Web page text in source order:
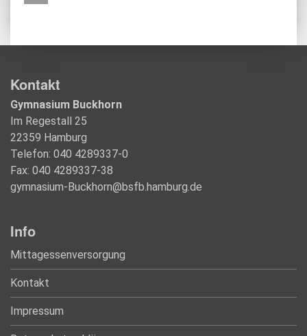
Kontakt
Gymnasium Buckhorn
Im Regestall 25
22359 Hamburg
Telefon: 040 4289337-0
Fax: 040 4289337-38
gymnasium-Buckhorn@bsfb.hamburg.de
Info
Mittagessenversorgung
Kontakt
Impressum